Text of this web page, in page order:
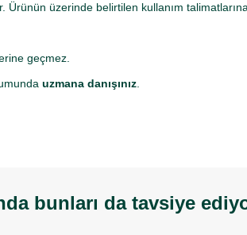
Ürünün üzerinde belirtilen kullanım
geçmez.
uzmana danışınız
bunları da tavsiye